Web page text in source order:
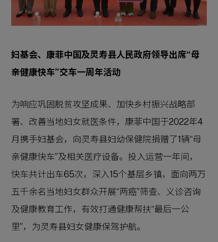
妇基会、康菲中国及灵寿县人民政府领导出席“母
亲健康快车”交车一周年活动
为响应巩固脱贫攻坚成果、加快乡村振兴战略部
署、改善当地妇女就医条件，康菲中国于2022年4
月携手妇基会，向灵寿县妇幼保健院捐赠了1辆“母
亲健康快车”及相关医疗设备。投入运营一年间，
快车共计出车65次，深入15个基层乡镇，面向两万
五千余名当地妇女群众开展“两癌”筛查、义诊咨询
及健康教育工作，有效打通健康帮扶“最后一公
里”，为灵寿县妇女健康保驾护航。